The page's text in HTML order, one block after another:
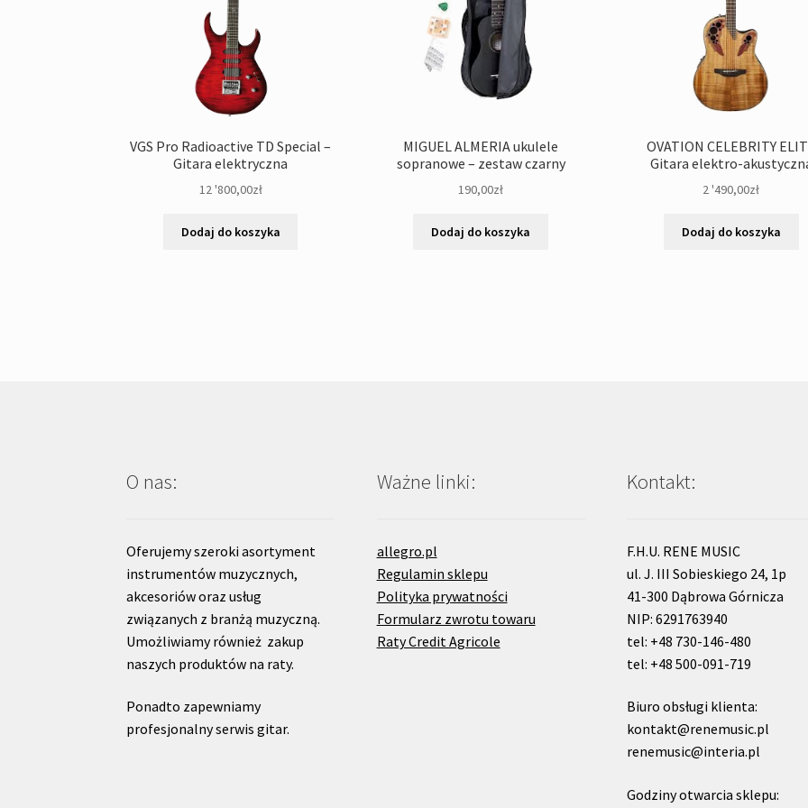
VGS Pro Radioactive TD Special –
Gitara elektryczna
12 '800,00zł
Dodaj do koszyka
MIGUEL ALMERIA ukulele
sopranowe – zestaw czarny
190,00zł
Dodaj do koszyka
OVATION CELEBRITY
Gitara elektro-
2 '490,00zł
Dodaj do koszyka
O nas:
Oferujemy szeroki asortyment
instrumentów muzycznych,
akcesoriów oraz usług
związanych z branżą muzyczną.
Umożliwiamy również zakup
naszych produktów na raty.
Ponadto zapewniamy
profesjonalny serwis gitar.
Ważne linki:
allegro.pl
Regulamin sklepu
Polityka prywatności
Formularz zwrotu towaru
Raty Credit Agricole
Kontakt:
F.H.U. RENE MUSIC
ul. J. III Sobieskiego 24, 1p
41-300 Dąbrowa Górnicza
NIP: 6291763940
tel: +48 730-146-480
tel: +48 500-091-719
Biuro obsługi klienta:
kontakt@renemusic.pl
renemusic@interia.pl
Godziny otwarcia sklepu: